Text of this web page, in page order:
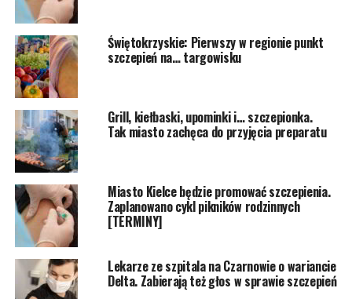
Świętokrzyskie: Pierwszy w regionie punkt
szczepień na… targowisku
Grill, kiełbaski, upominki i… szczepionka.
Tak miasto zachęca do przyjęcia preparatu
Miasto Kielce będzie promować szczepienia.
Zaplanowano cykl pikników rodzinnych
[TERMINY]
Lekarze ze szpitala na Czarnowie o wariancie
Delta. Zabierają też głos w sprawie szczepień